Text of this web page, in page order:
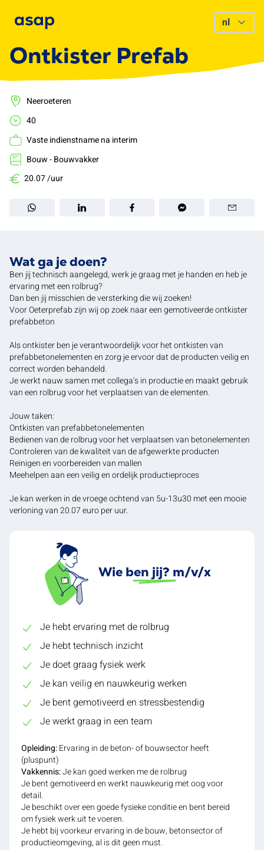
Ontkister Prefab
Neeroeteren
40
Vaste indienstname na interim
Bouw - Bouwvakker
20.07 /uur
Wat ga je doen?
Ben jij technisch aangelegd, werk je graag met je handen en heb je
ervaring met een rolbrug?
Dan ben jij misschien de versterking die wij zoeken!
Voor Oeterprefab zijn wij op zoek naar een gemotiveerde ontkister
prefabbeton
Als ontkister ben je verantwoordelijk voor het ontkisten van
prefabbetonelementen en zorg je ervoor dat de producten veilig en
correct worden behandeld.
Je werkt nauw samen met collega’s in productie en maakt gebruik
van een rolbrug voor het verplaatsen van de elementen.
Jouw taken:
Ontkisten van prefabbetonelementen
Bedienen van de rolbrug voor het verplaatsen van betonelementen
Controleren van de kwaliteit van de afgewerkte producten
Reinigen en voorbereiden van mallen
Meehelpen aan een veilig en ordelijk productieproces
Je kan werken in de vroege ochtend van 5u-13u30 met een mooie
verloning van 20.07 euro per uur.
Wie ben jij? m/v/x
Je hebt ervaring met de rolbrug
Je hebt technisch inzicht
Je doet graag fysiek werk
Je kan veilig en nauwkeurig werken
Je bent gemotiveerd en stressbestendig
Je werkt graag in een team
Opleiding:Ervaring in de beton- of bouwsector heeft
(pluspunt)
Vakkennis:Je kan goed werken me de rolbrug
Je bent gemotiveerd en werkt nauwkeurig met oog voor
detail.
Je beschikt over een goede fysieke conditie en bent bereid
om fysiek werk uit te voeren.
Je hebt bij voorkeur ervaring in de bouw, betonsector of
productieomgeving, al is dit geen must.